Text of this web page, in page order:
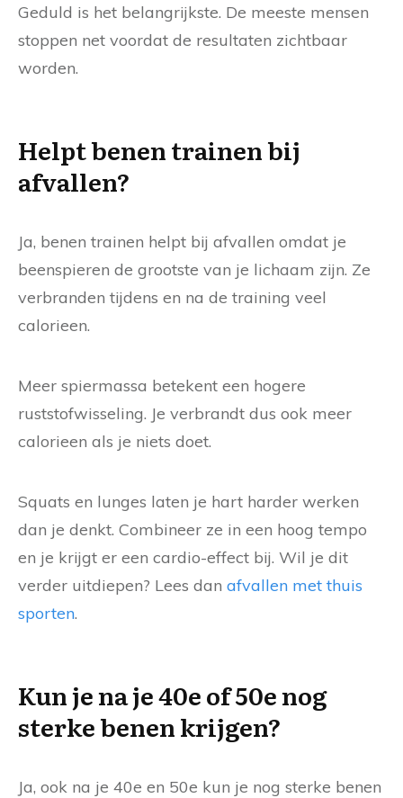
Geduld is het belangrijkste. De meeste mensen
stoppen net voordat de resultaten zichtbaar
worden.
Helpt benen trainen bij
afvallen?
Ja, benen trainen helpt bij afvallen omdat je
beenspieren de grootste van je lichaam zijn. Ze
verbranden tijdens en na de training veel
calorieen.
Meer spiermassa betekent een hogere
ruststofwisseling. Je verbrandt dus ook meer
calorieen als je niets doet.
Squats en lunges laten je hart harder werken
dan je denkt. Combineer ze in een hoog tempo
en je krijgt er een cardio-effect bij. Wil je dit
verder uitdiepen? Lees dan afvallen met thuis
sporten.
Kun je na je 40e of 50e nog
sterke benen krijgen?
Ja, ook na je 40e en 50e kun je nog sterke benen